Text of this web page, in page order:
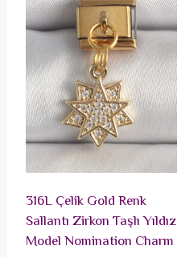
316L Çelik Gold Renk
Sallantı Zirkon Taşlı Yıldız
Model Nomination Charm